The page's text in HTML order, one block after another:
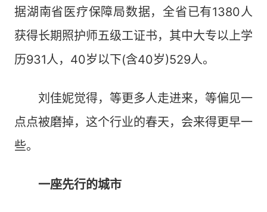
据湖南省医疗保障局数据，全省已有1380人
获得长期照护师五级工证书，其中大专以上学
历931人，40岁以下(含40岁)529人。
刘佳妮觉得，等更多人走进来，等偏见一
点点被磨掉，这个行业的春天，会来得更早一
些。
一座先行的城市